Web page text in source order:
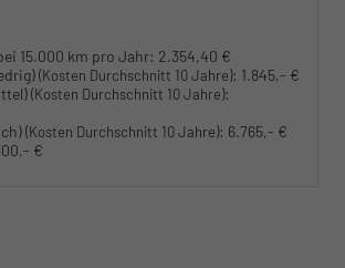
15.000 km pro Jahr: 2.354,40 €
(Kosten Durchschnitt 10 Jahre): 1.845,- €
(Kosten Durchschnitt 10 Jahre):
(Kosten Durchschnitt 10 Jahre): 6.765,- €
€